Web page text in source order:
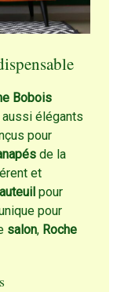
Bobois
élégants
pour
de la
et
pour
pour
salon, Roche